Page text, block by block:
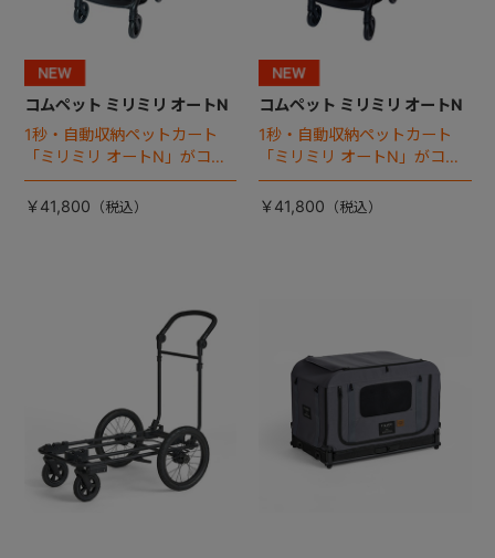
コムペット ミリミリ オートN
1秒・自動収納ペットカート
「ミリミリ オートN」がコム
ペットから登場！
￥41,800
コムペット ミリミリ オートN
1秒・自動収納ペットカート
「ミリミリ オートN」がコム
ペットから登場！
￥41,800